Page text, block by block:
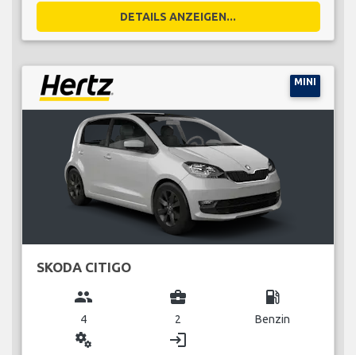
DETAILS ANZEIGEN...
MINI
SKODA CITIGO
group
4
business_center
2
local_gas_station
Benzin
miscellaneous_services login